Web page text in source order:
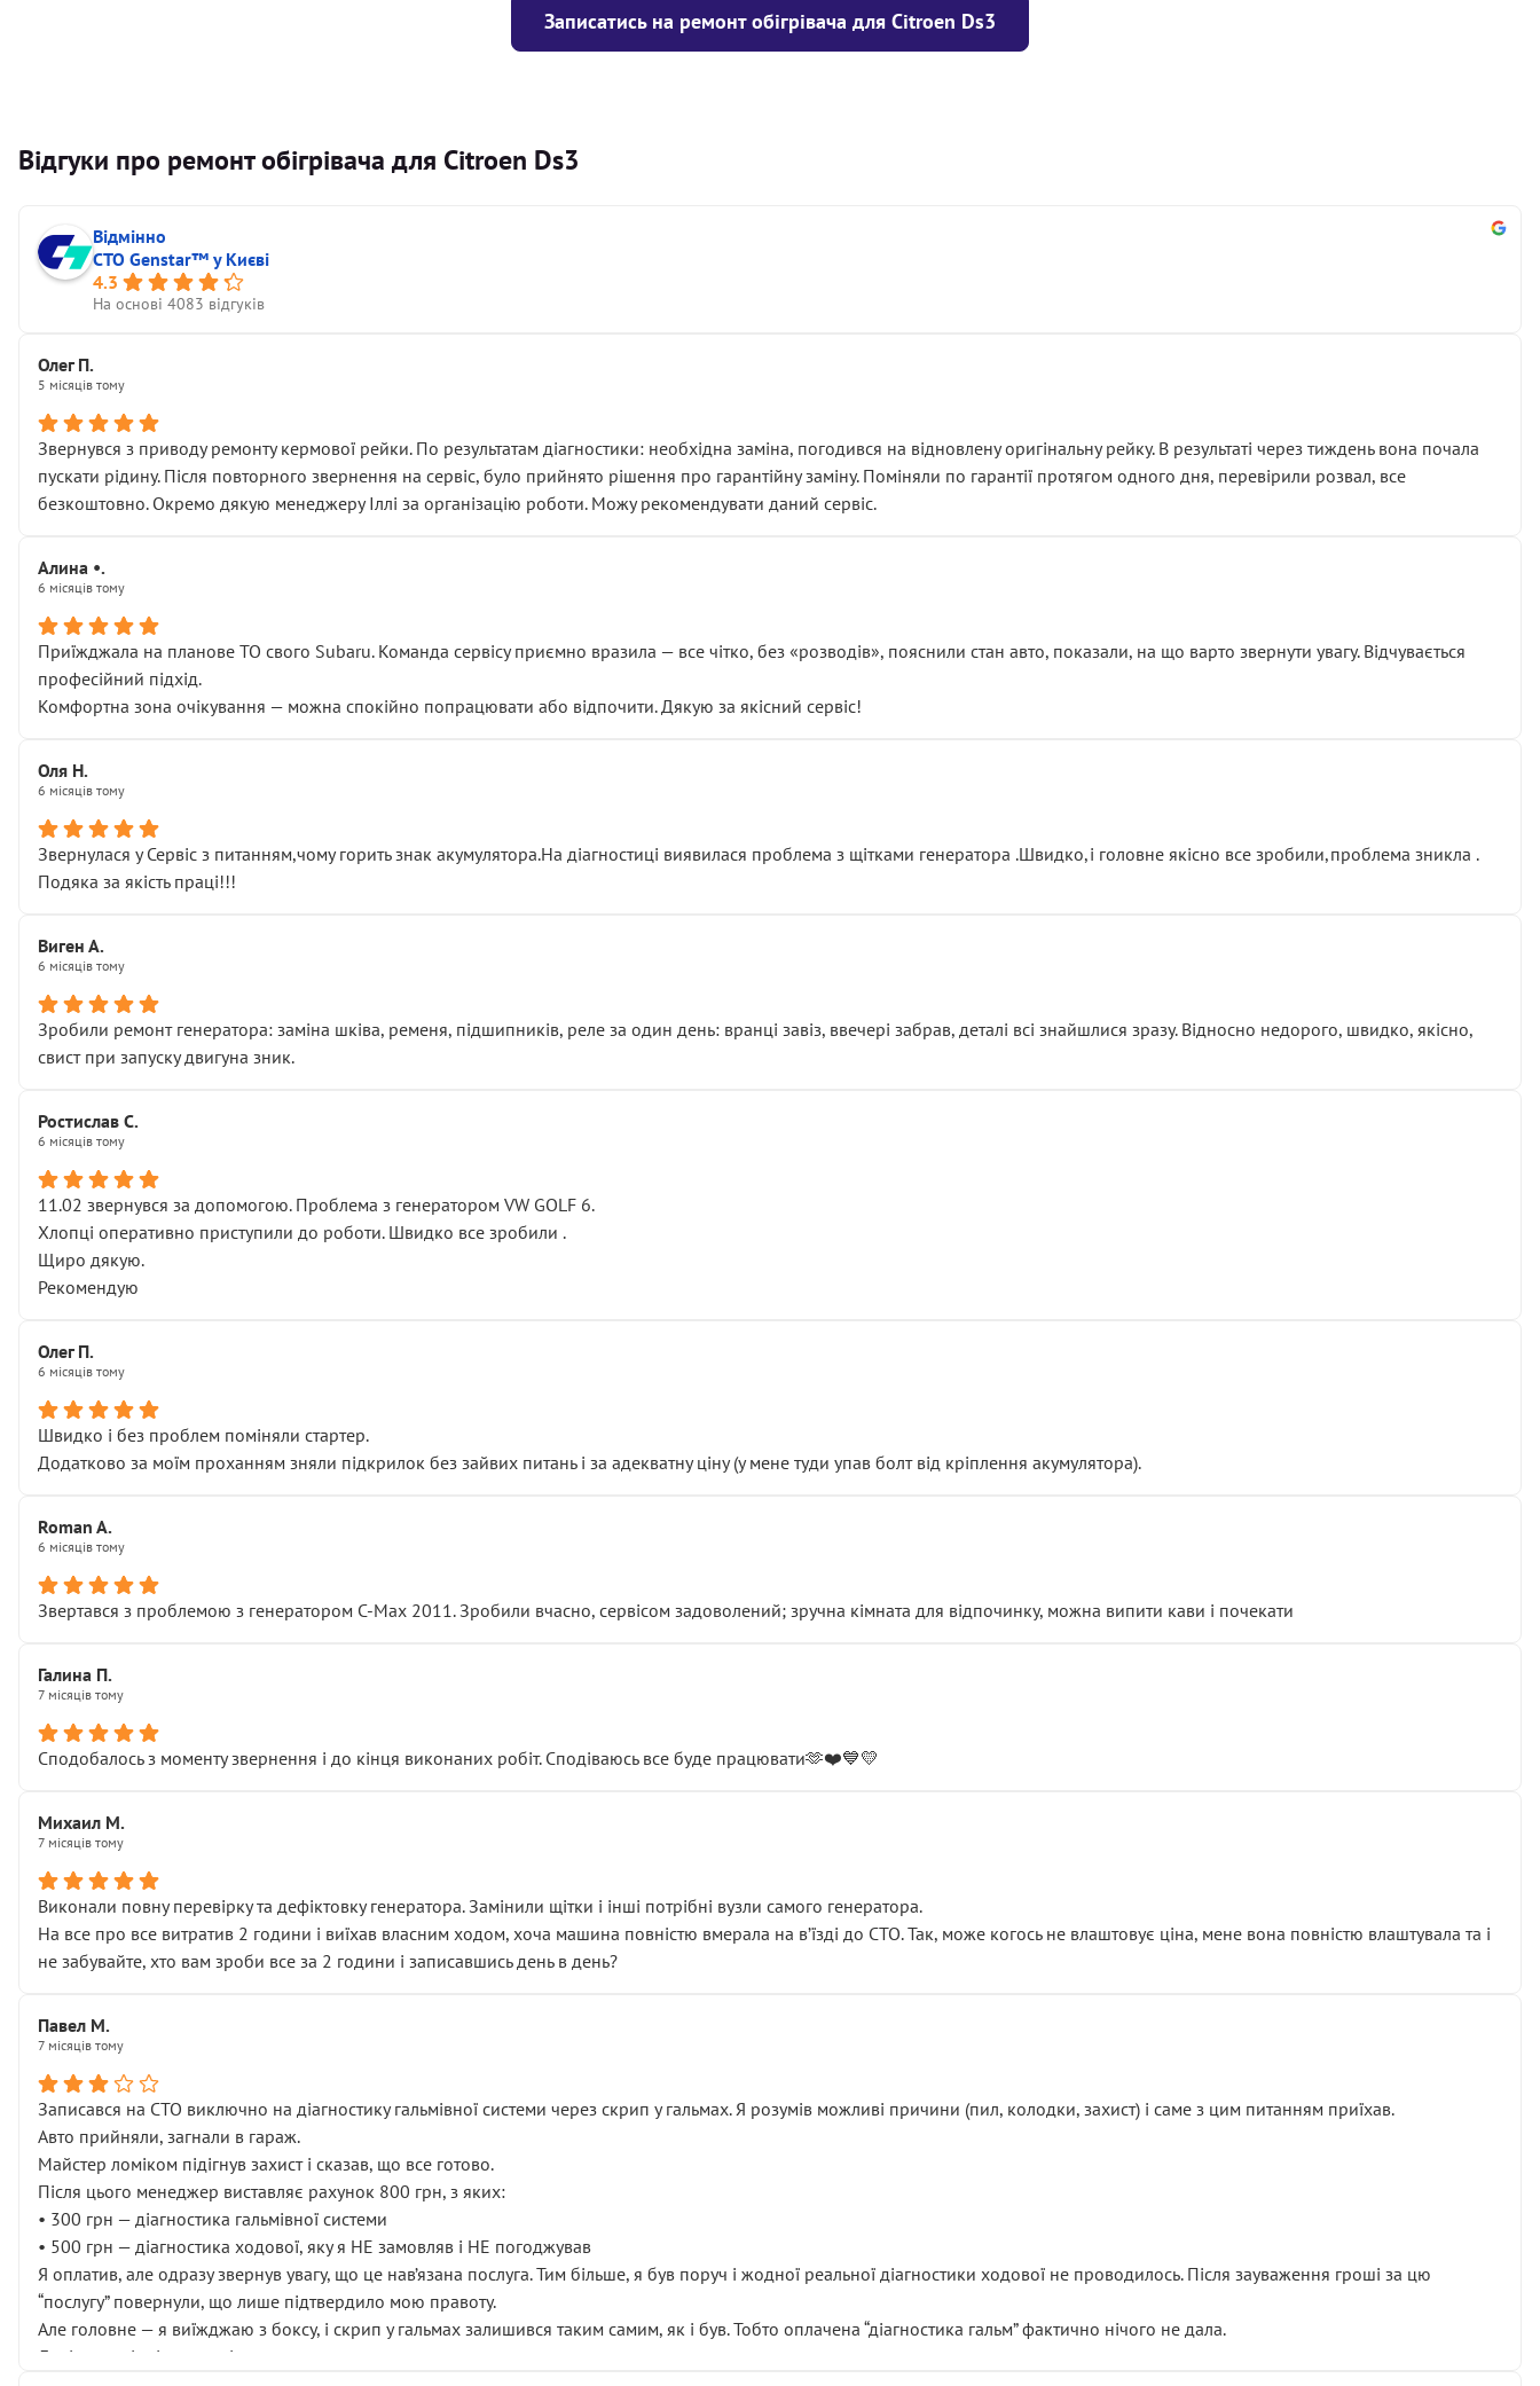
Записатись на ремонт обігрівача для Citroen Ds3
Відгуки про ремонт обігрівача для Citroen Ds3
Відмінно
СТО Genstar™ у Києві
4.3
На основі 4083 відгуків
Олег П.
5 місяців тому
Звернувся з приводу ремонту кермової рейки. По результатам діагностики: необхідна заміна, погодився на відновлену оригінальну рейку. В результаті через тиждень вона почала
пускати рідину. Після повторного звернення на сервіс, було прийнято рішення про гарантійну заміну. Поміняли по гарантії протягом одного дня, перевірили розвал, все
безкоштовно. Окремо дякую менеджеру Іллі за організацію роботи. Можу рекомендувати даний сервіс.
Алина •.
6 місяців тому
Приїжджала на планове ТО свого Subaru. Команда сервісу приємно вразила — все чітко, без «розводів», пояснили стан авто, показали, на що варто звернути увагу. Відчувається
професійний підхід.
Комфортна зона очікування — можна спокійно попрацювати або відпочити. Дякую за якісний сервіс!
Оля Н.
6 місяців тому
Звернулася у Сервіс з питанням,чому горить знак акумулятора.На діагностиці виявилася проблема з щітками генератора .Швидко,і головне якісно все зробили,проблема зникла .
Подяка за якість праці!!!
Виген А.
6 місяців тому
Зробили ремонт генератора: заміна шківа, ременя, підшипників, реле за один день: вранці завіз, ввечері забрав, деталі всі знайшлися зразу. Відносно недорого, швидко, якісно,
свист при запуску двигуна зник.
Ростислав С.
6 місяців тому
11.02 звернувся за допомогою. Проблема з генератором VW GOLF 6.
Хлопці оперативно приступили до роботи. Швидко все зробили .
Щиро дякую.
Рекомендую
Олег П.
6 місяців тому
Швидко і без проблем поміняли стартер.
Додатково за моїм проханням зняли підкрилок без зайвих питань і за адекватну ціну (у мене туди упав болт від кріплення акумулятора).
Roman A.
6 місяців тому
Звертався з проблемою з генератором C-Max 2011. Зробили вчасно, сервісом задоволений; зручна кімната для відпочинку, можна випити кави і почекати
Галина П.
7 місяців тому
Сподобалось з моменту звернення і до кінця виконаних робіт. Сподіваюсь все буде працювати🫶❤️💙💛
Михаил М.
7 місяців тому
Виконали повну перевірку та дефіктовку генератора. Замінили щітки і інші потрібні вузли самого генератора.
На все про все витратив 2 години і виїхав власним ходом, хоча машина повністю вмерала на вʼїзді до СТО. Так, може когось не влаштовує ціна, мене вона повністю влаштувала та і
не забувайте, хто вам зроби все за 2 години і записавшись день в день?
Павел М.
7 місяців тому
Записався на СТО виключно на діагностику гальмівної системи через скрип у гальмах. Я розумів можливі причини (пил, колодки, захист) і саме з цим питанням приїхав.
Авто прийняли, загнали в гараж.
Майстер ломіком підігнув захист і сказав, що все готово.
Після цього менеджер виставляє рахунок 800 грн, з яких:
• 300 грн — діагностика гальмівної системи
• 500 грн — діагностика ходової, яку я НЕ замовляв і НЕ погоджував
Я оплатив, але одразу звернув увагу, що це нав’язана послуга. Тим більше, я був поруч і жодної реальної діагностики ходової не проводилось. Після зауваження гроші за цю
“послугу” повернули, що лише підтвердило мою правоту.
Але головне — я виїжджаю з боксу, і скрип у гальмах залишився таким самим, як і був. Тобто оплачена “діагностика гальм” фактично нічого не дала.
Далі ситуація тільки погіршилась: